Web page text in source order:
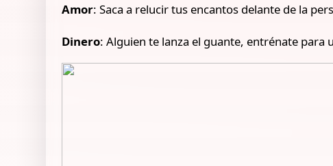
Amor: Saca a relucir tus encantos delante de la
Dinero: Alguien te lanza el guante, entrénate para